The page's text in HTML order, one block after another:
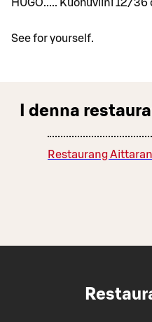
HUGO..... Kuohuviini 12/36
See for yourself.
I denna
Restaurang